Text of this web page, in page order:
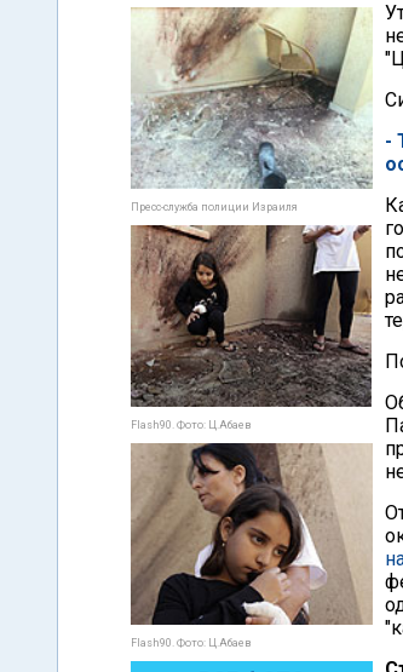
Пресс-служба полиции Израиля
Flash90. Фото: Ц.Абаев
Flash90. Фото: Ц.Абаев
-